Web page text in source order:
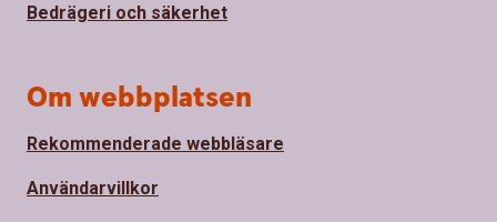
Bedrägeri och säkerhet
Om webbplatsen
Rekommenderade webbläsare
Användarvillkor